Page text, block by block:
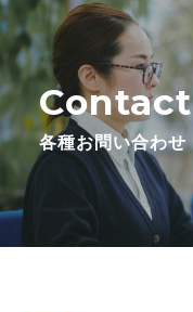
Contact
各種お問い合わせ